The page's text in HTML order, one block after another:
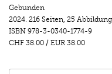
Gebunden
2024. 216 Seiten 25
ISBN 978-3-0340-1774-9
CHF 38.00 / EUR 38.00